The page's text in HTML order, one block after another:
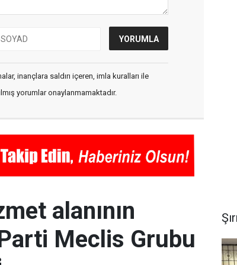
inançlara saldırı içeren, imla kuralları ile
yorumlar onaylanmamaktadır.
alanının
Meclis Grubu